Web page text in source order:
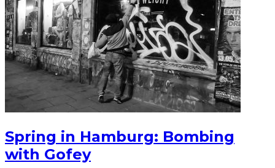
Spring in Hamburg: Bombing
with Gofey